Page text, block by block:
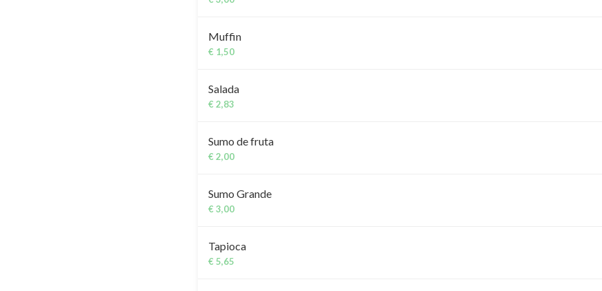
Muffin
€ 1,50
Salada
€ 2,83
Sumo de fruta
€ 2,00
Sumo Grande
€ 3,00
Tapioca
€ 5,65